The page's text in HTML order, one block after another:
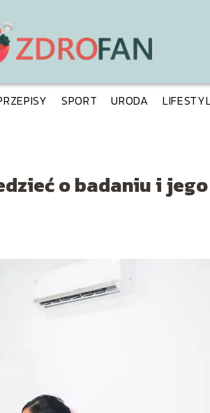
SPORT URODA
o badaniu i jego